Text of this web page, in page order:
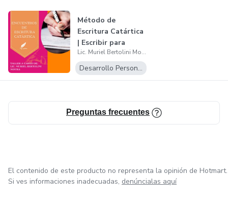
Método de
Escritura Catártica
| Escribir para
Sanar | Convie...
Lic. Muriel Bertolini Moura | Editorial Somos Freelancers
Desarrollo Personal
Preguntas frecuentes
El contenido de este producto no representa la opinión de Hotmart.
Si ves informaciones inadecuadas, denúncialas aquí